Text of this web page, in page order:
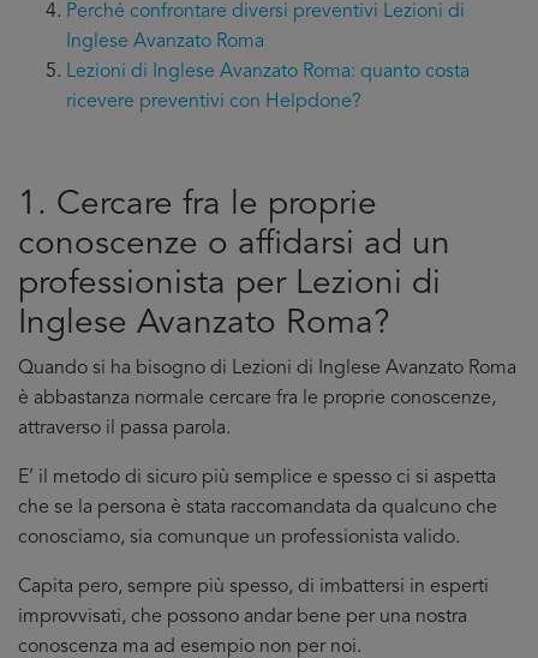
Perché confrontare diversi preventivi Lezioni di
Inglese Avanzato Roma
Lezioni di Inglese Avanzato Roma: quanto costa
ricevere preventivi con Helpdone?
1. Cercare fra le proprie
conoscenze o affidarsi ad un
professionista per Lezioni di
Inglese Avanzato Roma?
Quando si ha bisogno di Lezioni di Inglese Avanzato Roma
è abbastanza normale cercare fra le proprie conoscenze,
attraverso il passa parola.
E’ il metodo di sicuro più semplice e spesso ci si aspetta
che se la persona è stata raccomandata da qualcuno che
conosciamo, sia comunque un professionista valido.
Capita pero, sempre più spesso, di imbattersi in esperti
improvvisati, che possono andar bene per una nostra
conoscenza ma ad esempio non per noi.